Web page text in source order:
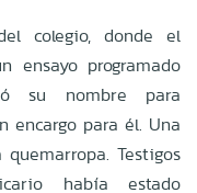
colegio, donde el
ensayo programado
su nombre para
encargo para él. Una
Testigos
había estado